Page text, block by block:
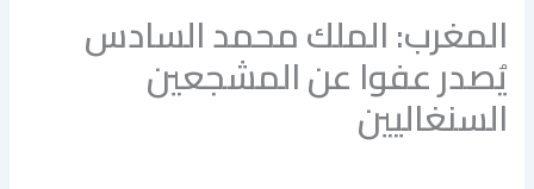
المغرب: الملك محمد السادس
يُصدر عفوا عن المشجعين
السنغاليين